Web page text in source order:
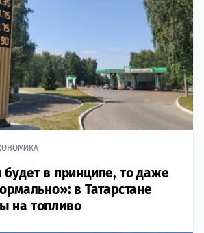
будет в принципе, то даже
в Татарстане
на топливо